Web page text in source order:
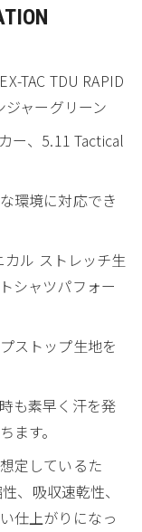
TAC TDU RAPID
ャーグリーン
ー、5.11 Tactical
環境に対応でき
ル ストレッチ生
シャツパフォー
ストップ生地を
も素早く汗を発
ます。
定しているた
、吸収速乾性、
仕上がりになっ